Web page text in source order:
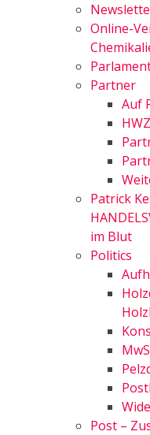
Online-
Partner
Auf
Patrick
im Blut
Politics
Post –